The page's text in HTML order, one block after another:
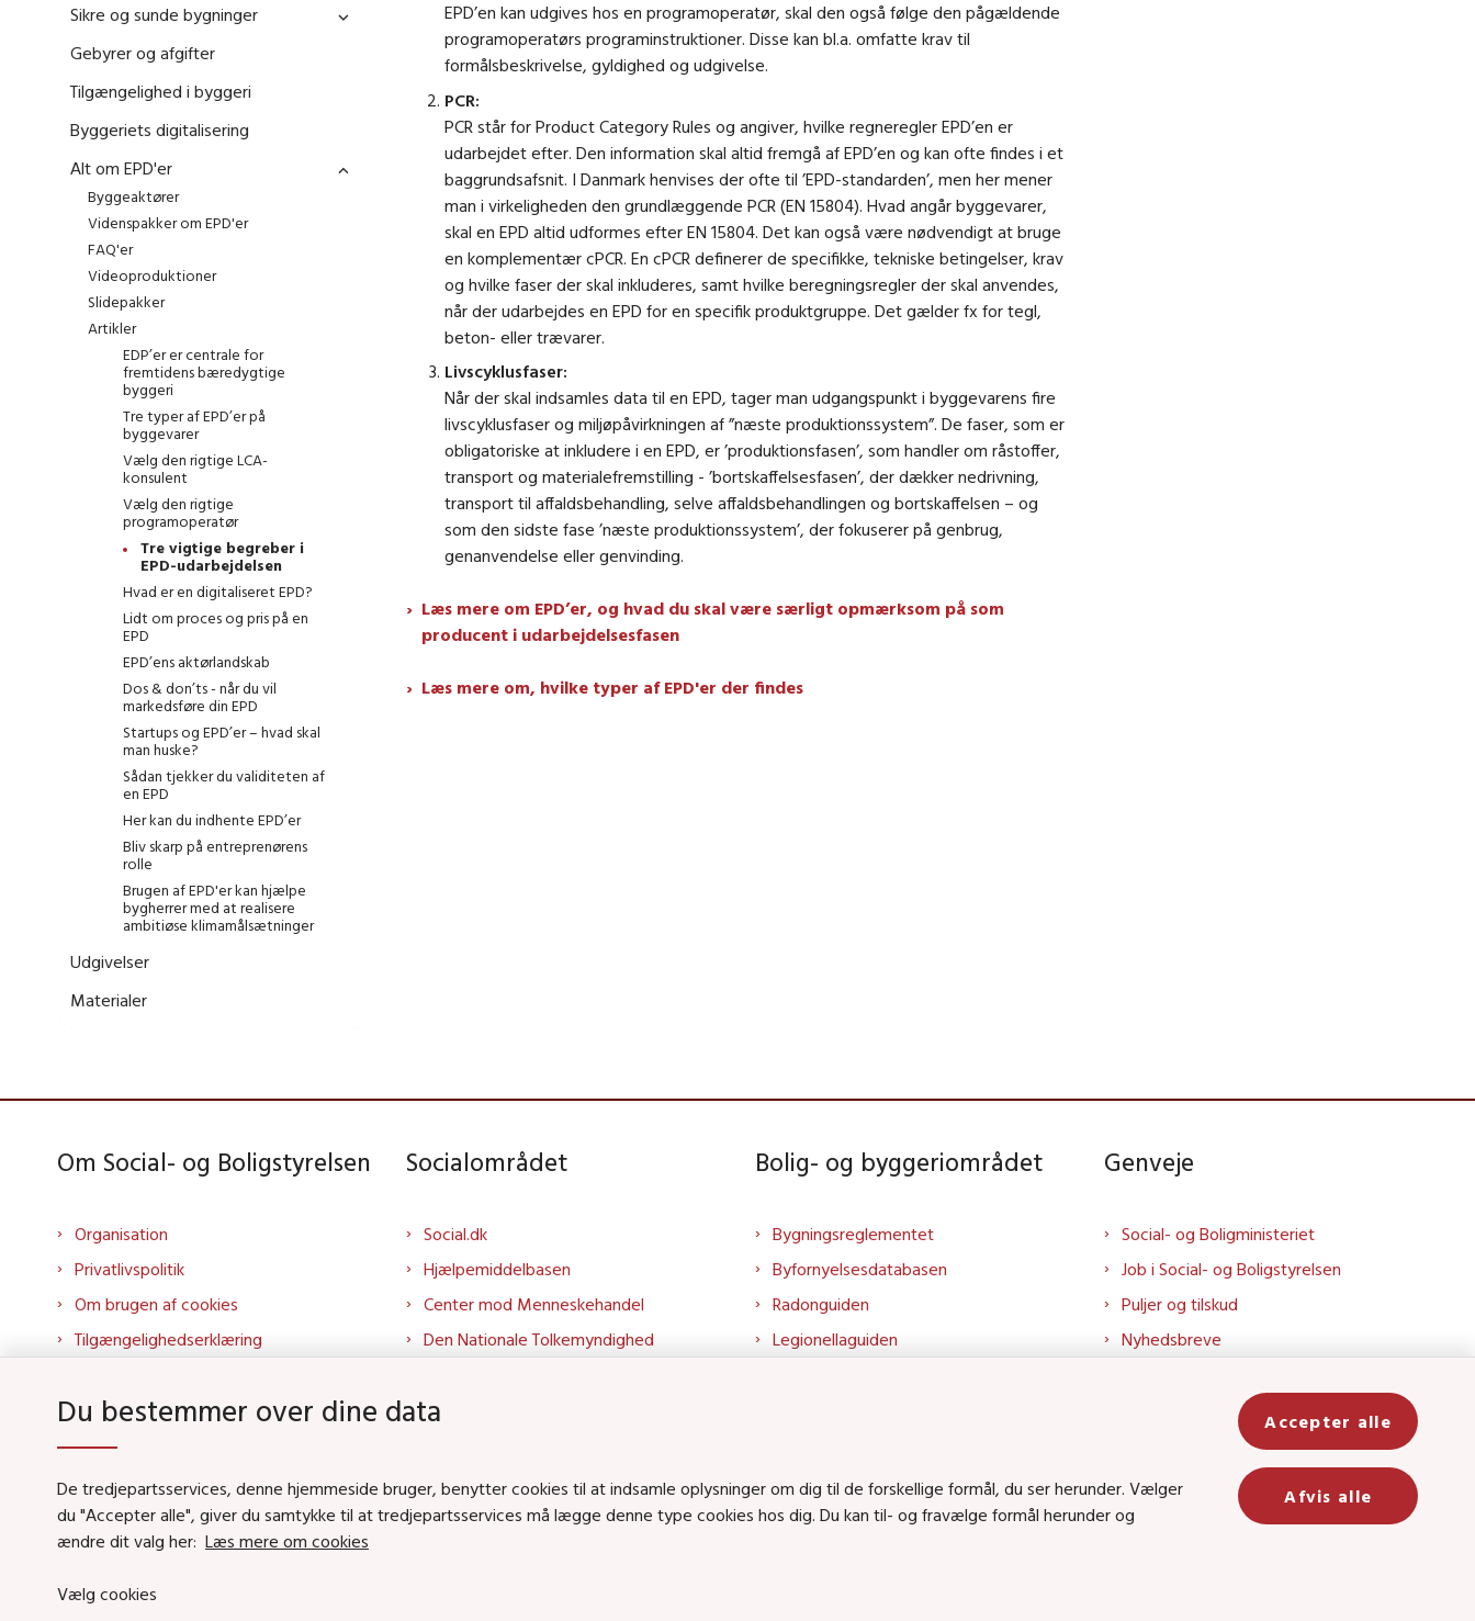
Sikre og sunde bygninger
Gebyrer og afgifter
Tilgængelighed i byggeri
Byggeriets digitalisering
Alt om EPD'er
Byggeaktører
Videnspakker om EPD'er
FAQ'er
Videoproduktioner
Slidepakker
Artikler
EDP’er er centrale for
fremtidens bæredygtige
byggeri
Tre typer af EPD’er på
byggevarer
Vælg den rigtige LCA-
konsulent
Vælg den rigtige
programoperatør
Tre vigtige begreber i
EPD-udarbejdelsen
Hvad er en digitaliseret EPD?
Lidt om proces og pris på en
EPD
EPD’ens aktørlandskab
Dos & don’ts - når du vil
markedsføre din EPD
Startups og EPD’er – hvad skal
man huske?
Sådan tjekker du validiteten af
en EPD
Her kan du indhente EPD’er
Bliv skarp på entreprenørens
rolle
Brugen af EPD'er kan hjælpe
bygherrer med at realisere
ambitiøse klimamålsætninger
Udgivelser
Materialer
EPD’en kan udgives hos en programoperatør, skal den også følge den pågældende
programoperatørs programinstruktioner. Disse kan bl.a. omfatte krav til
formålsbeskrivelse, gyldighed og udgivelse.
PCR:
PCR står for Product Category Rules og angiver, hvilke regneregler EPD’en er
udarbejdet efter. Den information skal altid fremgå af EPD’en og kan ofte findes i et
baggrundsafsnit. I Danmark henvises der ofte til ’EPD-standarden’, men her mener
man i virkeligheden den grundlæggende PCR (EN 15804). Hvad angår byggevarer,
skal en EPD altid udformes efter EN 15804. Det kan også være nødvendigt at bruge
en komplementær cPCR. En cPCR definerer de specifikke, tekniske betingelser, krav
og hvilke faser der skal inkluderes, samt hvilke beregningsregler der skal anvendes,
når der udarbejdes en EPD for en specifik produktgruppe. Det gælder fx for tegl,
beton- eller trævarer.
Livscyklusfaser:
Når der skal indsamles data til en EPD, tager man udgangspunkt i byggevarens fire
livscyklusfaser og miljøpåvirkningen af ”næste produktionssystem”. De faser, som er
obligatoriske at inkludere i en EPD, er ’produktionsfasen’, som handler om råstoffer,
transport og materialefremstilling - ’bortskaffelsesfasen’, der dækker nedrivning,
transport til affaldsbehandling, selve affaldsbehandlingen og bortskaffelsen – og
som den sidste fase ’næste produktionssystem’, der fokuserer på genbrug,
genanvendelse eller genvinding.
Læs mere om EPD’er, og hvad du skal være særligt opmærksom på som
producent i udarbejdelsesfasen
Læs mere om, hvilke typer af EPD'er der findes
Om Social- og Boligstyrelsen
Organisation
Privatlivspolitik
Om brugen af cookies
Tilgængelighedserklæring
Kontakt os
Whistleblowerordning
About us
Socialområdet
Social.dk
Hjælpemiddelbasen
Center mod Menneskehandel
Den Nationale Tolkemyndighed
Tolkeportalen
Socialområdet på YouTube
Podcasts på SoundCloud
Bolig- og byggeriområdet
Bygningsreglementet
Byfornyelsesdatabasen
Radonguiden
Legionellaguiden
Bolig og byggeri på LinkedIn
Bolig og byggeri på YouTube
Genveje
Social- og Boligministeriet
Job i Social- og Boligstyrelsen
Puljer og tilskud
Nyhedsbreve
Social- og Boligstyrelsens nyheder
som RSS feed
Du bestemmer over dine data
De tredjepartsservices, denne hjemmeside bruger, benytter cookies til at indsamle oplysninger om dig til de forskellige formål, du ser herunder. Vælger
du "Accepter alle", giver du samtykke til at tredjepartsservices må lægge denne type cookies hos dig. Du kan til- og fravælge formål herunder og
ændre dit valg her: Læs mere om cookies
Vælg cookies
Accepter alle
Afvis alle